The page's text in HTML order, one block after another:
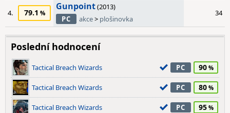
4. 79.1
Gunpoint(2013)
PC
akce> plošinovka
34
Poslední hodnocení
Tactical Breach Wizards PC 90
Tactical Breach Wizards PC 80
Tactical Breach Wizards PC 95